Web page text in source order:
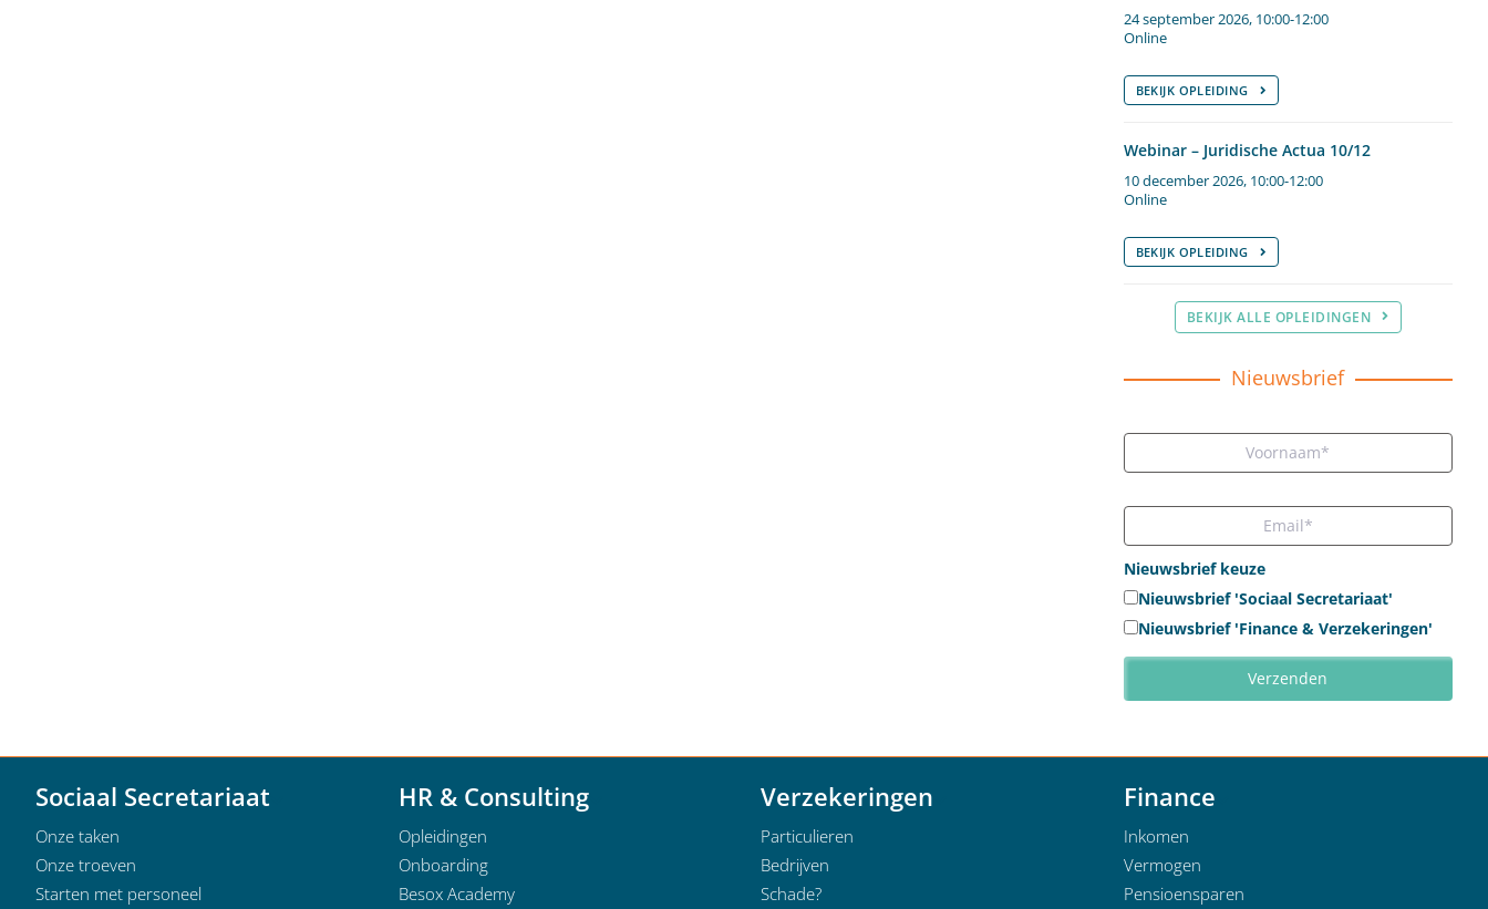
24 september 2026, 10:00-12:00
Online
BEKIJK OPLEIDING
Webinar – Juridische Actua 10/12
10 december 2026, 10:00-12:00
Online
BEKIJK OPLEIDING
BEKIJK ALLE OPLEIDINGEN
Nieuwsbrief
Nieuwsbrief keuze
Nieuwsbrief 'Sociaal Secretariaat'
Nieuwsbrief 'Finance & Verzekeringen'
Sociaal Secretariaat
Onze taken
Onze troeven
Starten met personeel
HR & Consulting
Opleidingen
Onboarding
Besox Academy
Verzekeringen
Particulieren
Bedrijven
Schade?
Finance
Inkomen
Vermogen
Pensioensparen